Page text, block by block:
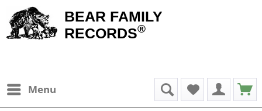
BEAR FAMILY
RECORDS®
Menu